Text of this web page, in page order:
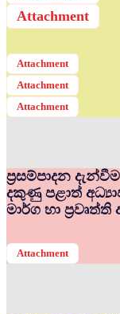
Attachment
Attachment
Attachment
Attachment
ප්‍රසම්පාදන දැන්වීම
දකුණු පළාත්
මාර්ග හා
Attachment